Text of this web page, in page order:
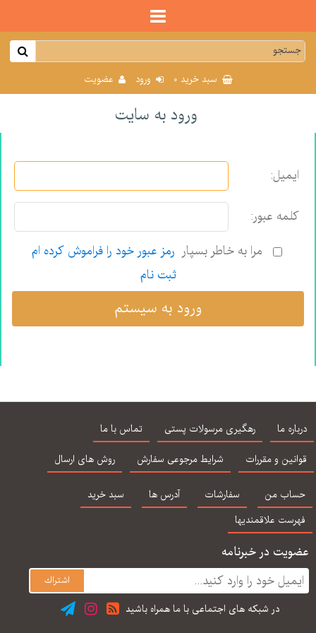
سبد خرید 0 ورود عضویت
ورود به سایت
ایمیل:
كلمه عبور:
مرا به خاطر بسپار رمز عبور خود را فراموش كرده ام
ثبت نام
درباره ما رهگیری مرسولات پستی
تماس با ما
قوانین و مقررات
شرایط مرجوعی سفارش روش های ارسال
حساب من سفارشات آدرس ها
سبد خرید
فهرست علاقمندیها
عضویت در خبرنامه
در شبكه های اجتماعی با ما همراه باشید